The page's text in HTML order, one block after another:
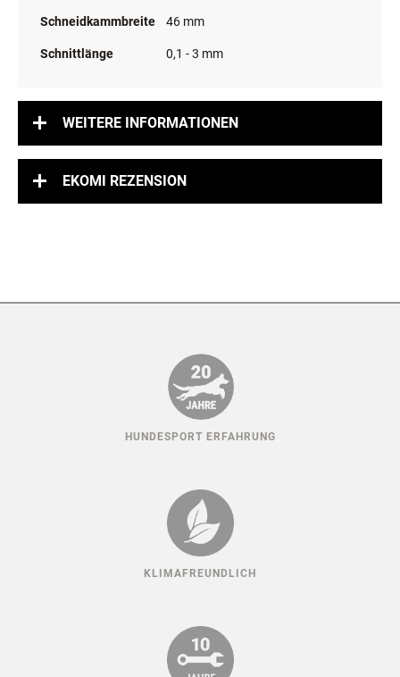
Schneidkammbreite 46 mm
Schnittlänge 0,1 - 3 mm
WEITERE INFORMATIONEN
EKOMI REZENSION
HUNDESPORT ERFAHRUNG
KLIMAFREUNDLICH